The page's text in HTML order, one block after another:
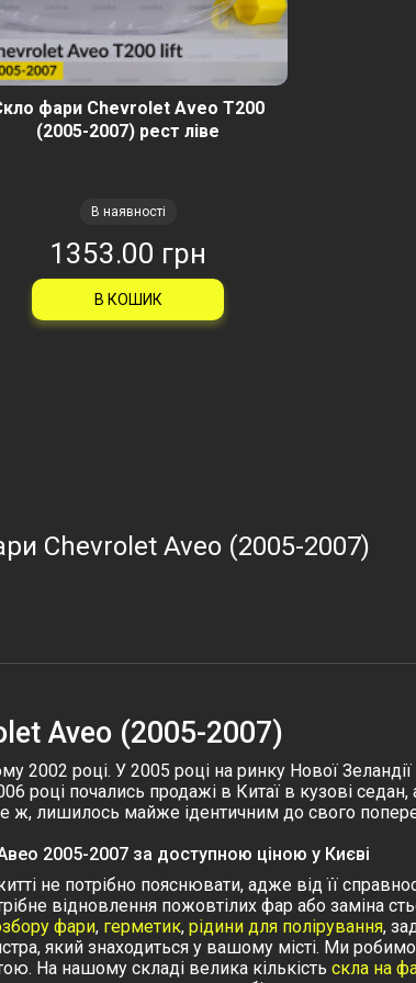
фари Chevrolet Aveo T200
(2005-2007) рест ліве
В наявності
1353.00 грн
В КОШИК
Chevrolet Aveo (2005-2007)
Aveo (2005-2007)
2002 році. У 2005 році на ринку Нової
році почались продажі в Китаї в кузові
ж, лишилось майже ідентичним до свого
2005-2007 за доступною ціною у Києві
не потрібно пояснювати, адже від її
відновлення пожовтілих фар або заміна
фари, герметик, рідини для полірування,
який знаходиться у вашому місті. Ми
На нашому складі велика кількість скла на